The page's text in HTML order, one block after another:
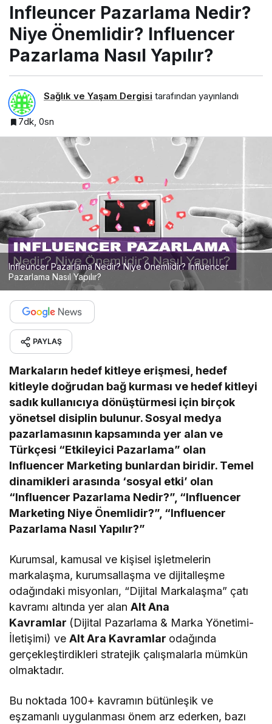
Yapılır?
Infleuncer Pazarlama Nedir?
Niye Önemlidir? Influencer
Pazarlama Nasıl Yapılır?
Sağlık ve Yaşam Dergisi tarafından yayınlandı
7dk, 0sn
Infleuncer Pazarlama Nedir? Niye Önemlidir? Influencer
Pazarlama Nasıl Yapılır?
PAYLAŞ
Markaların hedef kitleye erişmesi, hedef
kitleyle doğrudan bağ kurması ve hedef kitleyi
sadık kullanıcıya dönüştürmesi için birçok
yönetsel disiplin bulunur. Sosyal medya
pazarlamasının kapsamında yer alan ve
Türkçesi “Etkileyici Pazarlama” olan
Influencer Marketing bunlardan biridir. Temel
dinamikleri arasında ‘sosyal etki’ olan
“Influencer Pazarlama Nedir?”, “Influencer
Marketing Niye Önemlidir?”, “Influencer
Pazarlama Nasıl Yapılır?”
Kurumsal, kamusal ve kişisel işletmelerin
markalaşma, kurumsallaşma ve dijitalleşme
odağındaki misyonları, “Dijital Markalaşma” çatı
kavramı altında yer alanAlt Ana
Kavramlar (Dijital Pazarlama & Marka Yönetimi-
İletişimi) veAlt Ara Kavramlar odağında
gerçekleştirdikleri stratejik çalışmalarla mümkün
olmaktadır.
Bu noktada 100+ kavramın bütünleşik ve
eşzamanlı uygulanması önem arz ederken, bazı